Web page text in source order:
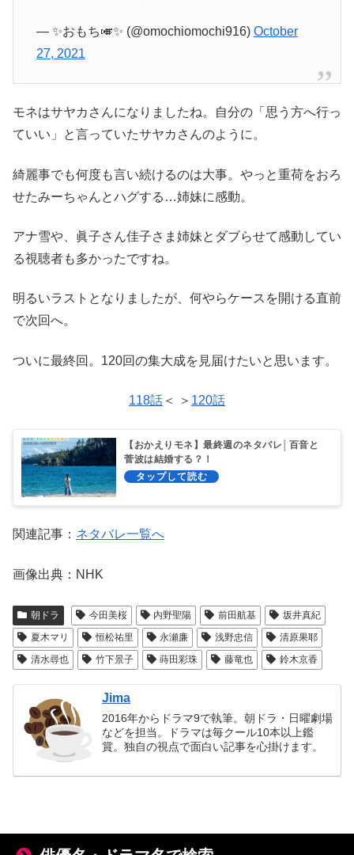
— ️️️✨おもち🎺✨ (@omochiomochi916) October
27, 2021
モネはサヤカさんになりましたね。自分の「思う方へ行っ
ていい」と言っていたサヤカさんのように。
綺麗事でも何度も言い続けるのは大事。やっと重荷をおろ
せたみーちゃんとハグする…姉妹に感動。
アナ雪や、眞子さん佳子さま姉妹とダブらせて感動してい
る視聴者も多かったですね。
明るいラストとなりましたが、何やらケースを開ける直前
で次回へ。
ついに最終回。120回の集大成を見届けたいと思います。
118話 ＜ ＞ 120話
【おかえりモネ】最終週のネタバレ│百音と
菅波は結婚する？！
関連記事： ネタバレ一覧へ
画像出典：NHK
朝ドラ 今田美桜 内野聖陽 前田航基
坂井真紀
夏木マリ
恒松祐里 永瀬廉 浅野忠信
清原果耶
清水尋也
竹下景子 蒔田彩珠 藤竜也 鈴木京香
Jima
2016年からドラマ9で執筆。朝ドラ・日曜劇場
などを担当。ドラマは毎クール10本以上鑑
賞。独自の視点で面白い記事を心掛けます。